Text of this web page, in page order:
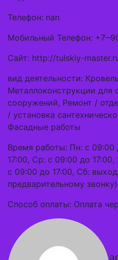
Телефон: nan
Мобильный Телефон:
Сайт: http://tulskiy-
вид деятельности:
Металлоконструкции для
сооружений, Ремонт /
/ установка
Фасадные работы
Время работы: Пн: с 09:00
17:00, Ср: с 09:00 до
с 09:00 до 17:00, Сб:
предварительному звонку)
Способ оплаты: Оплата